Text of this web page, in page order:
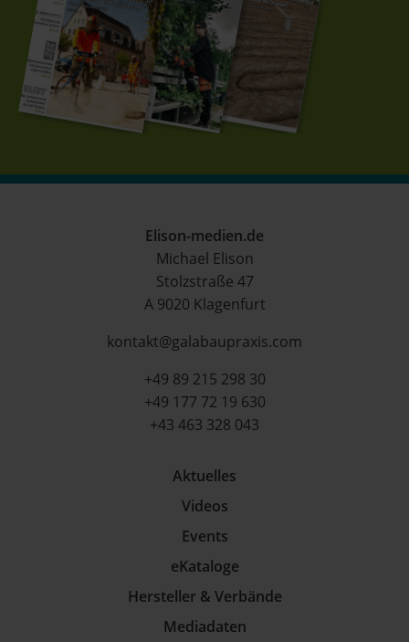
Elison-medien.de
Michael Elison
Stolzstraße 47
A 9020 Klagenfurt
kontakt@galabaupraxis.com
+49 89 215 298 30
+49 177 72 19 630
+43 463 328 043
Aktuelles
Videos
Events
eKataloge
Hersteller & Verbände
Mediadaten